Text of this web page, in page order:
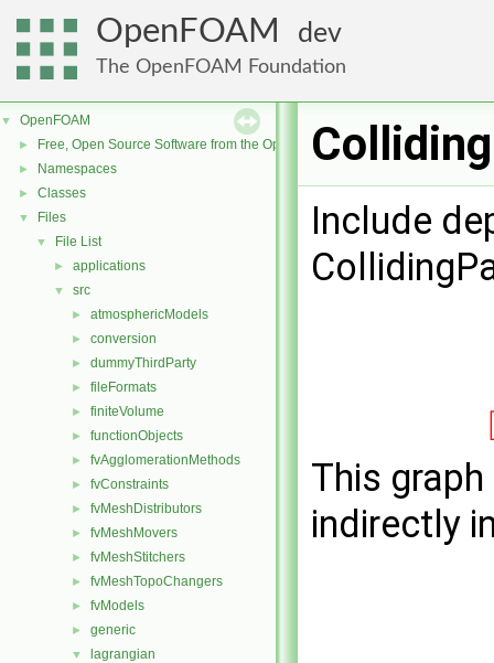
OpenFOAM dev
The OpenFOAM Foundation
▼ OpenFOAM
► Free, Open Source Software from the OpenFOAM Foundation
► Namespaces
► Classes
▼ Files
▼ File List
► applications
▼ src
► atmosphericModels
► conversion
► dummyThirdParty
► fileFormats
► finiteVolume
► functionObjects
► fvAgglomerationMethods
► fvConstraints
► fvMeshDistributors
► fvMeshMovers
► fvMeshStitchers
► fvMeshTopoChangers
► fvModels
► generic
▼ lagrangian
Include
This
indirectly